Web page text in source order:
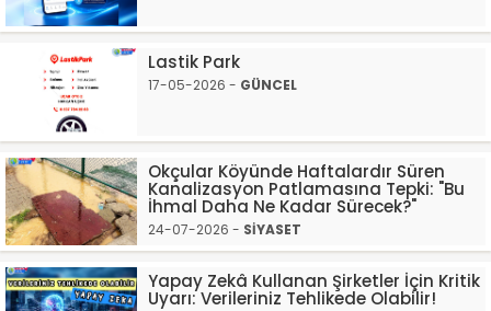
Lastik Park
17-05-2026 - GÜNCEL
Okçular Köyünde Haftalardır Süren
Kanalizasyon Patlamasına Tepki: "Bu
İhmal Daha Ne Kadar Sürecek?"
24-07-2026 - SİYASET
Yapay Zekâ Kullanan Şirketler İçin Kritik
Uyarı: Verileriniz Tehlikede Olabilir!